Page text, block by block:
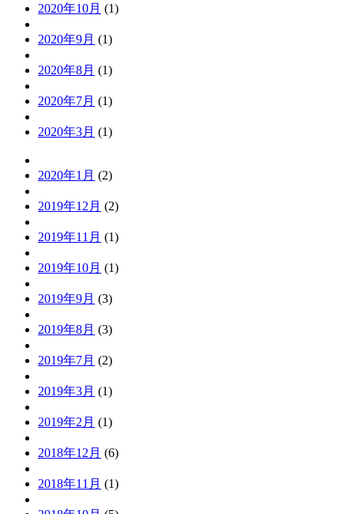
2020年10月 (1)
2020年9月 (1)
2020年8月 (1)
2020年7月 (1)
2020年3月 (1)
2020年1月 (2)
2019年12月 (2)
2019年11月 (1)
2019年10月 (1)
2019年9月 (3)
2019年8月 (3)
2019年7月 (2)
2019年3月 (1)
2019年2月 (1)
2018年12月 (6)
2018年11月 (1)